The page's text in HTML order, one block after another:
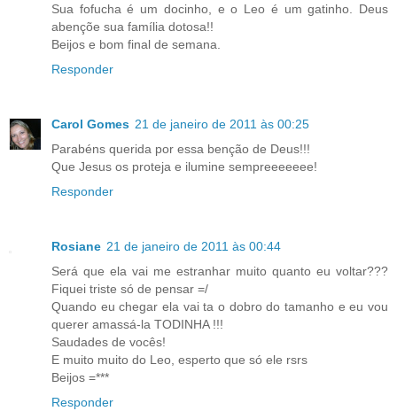
Sua fofucha é um docinho, e o Leo é um gatinho. Deus
abençõe sua família dotosa!!
Beijos e bom final de semana.
Responder
Carol Gomes 21 de janeiro de 2011 às 00:25
Parabéns querida por essa benção de Deus!!!
Que Jesus os proteja e ilumine sempreeeeeee!
Responder
Rosiane 21 de janeiro de 2011 às 00:44
Será que ela vai me estranhar muito quanto eu voltar???
Fiquei triste só de pensar =/
Quando eu chegar ela vai ta o dobro do tamanho e eu vou
querer amassá-la TODINHA !!!
Saudades de vocês!
E muito muito do Leo, esperto que só ele rsrs
Beijos =***
Responder